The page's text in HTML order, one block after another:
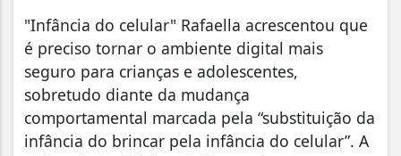
"Infância do celular" Rafaella acrescentou que
é preciso tornar o ambiente digital mais
seguro para crianças e adolescentes,
sobretudo diante da mudança
comportamental marcada pela “substituição da
infância do brincar pela infância do celular”. A